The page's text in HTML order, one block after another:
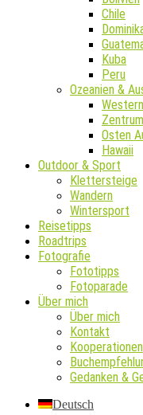
Chile
Kuba
Peru
Ozeanien &
Osten
Hawaii
Outdoor & Sport
Klettersteige
Wandern
Wintersport
Reisetipps
Roadtrips
Fotografie
Fototipps
Fotoparade
Über mich
Über mich
Kontakt
Kooperationen
Gedanken &
Deutsch